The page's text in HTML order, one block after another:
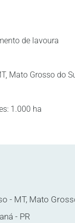
de lavoura
Mato Grosso do
1.000 ha
- MT, Mato
- PR